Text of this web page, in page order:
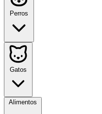
Perros
Gatos
Alimentos